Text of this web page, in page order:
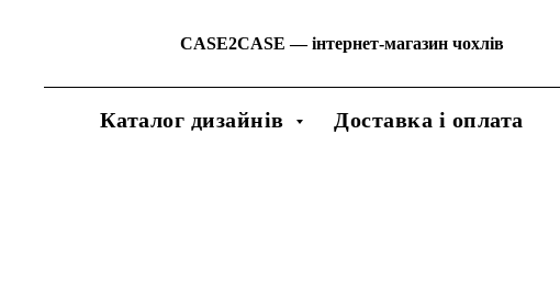
CASE2CASE—інтернет-магазин чохлів
Каталог дизайнів Доставка і оплата